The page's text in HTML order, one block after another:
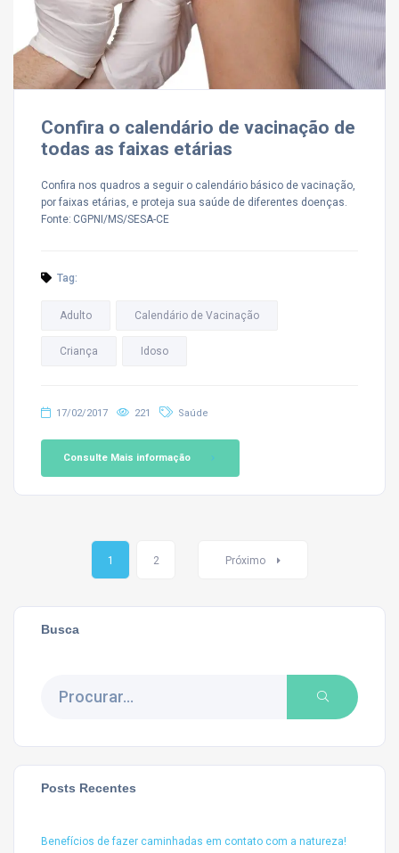
Confira o calendário de vacinação de
todas as faixas etárias
Confira nos quadros a seguir o calendário básico de vacinação,
por faixas etárias, e proteja sua saúde de diferentes doenças.
Fonte: CGPNI/MS/SESA-CE
Tag:
Adulto Calendário de Vacinação
Criança Idoso
17/02/2017 221 Saúde
Consulte Mais informação
Navegação
posts
1 2 Próximo
Busca
Posts Recentes
Benefícios de fazer caminhadas em contato com a natureza!